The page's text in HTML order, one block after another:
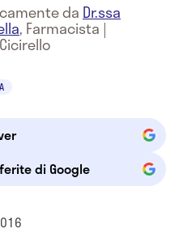
da Dr.ssa
, Farmacista |
di Google